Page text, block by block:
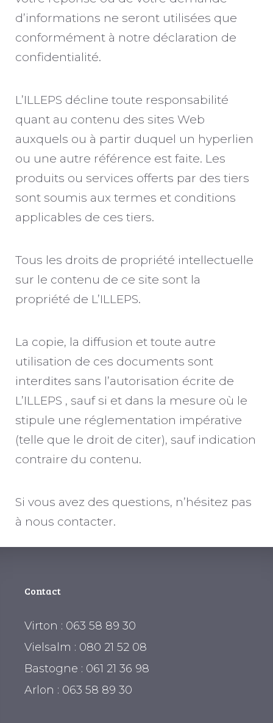
d’informations ne seront utilisées que
conformément à notre déclaration de
confidentialité.
L’ILLEPS décline toute responsabilité
quant au contenu des sites Web
auxquels ou à partir duquel un hyperlien
ou une autre référence est faite. Les
produits ou services offerts par des tiers
sont soumis aux termes et conditions
applicables de ces tiers.
Tous les droits de propriété intellectuelle
sur le contenu de ce site sont la
propriété de L’ILLEPS.
La copie, la diffusion et toute autre
utilisation de ces documents sont
interdites sans l’autorisation écrite de
L’ILLEPS , sauf si et dans la mesure où le
stipule une réglementation impérative
(telle que le droit de citer), sauf indication
contraire du contenu.
Si vous avez des questions, n’hésitez pas
à nous contacter.
Contact
Virton : 063 58 89 30
Vielsalm : 080 21 52 08
Bastogne : 061 21 36 98
Arlon : 063 58 89 30